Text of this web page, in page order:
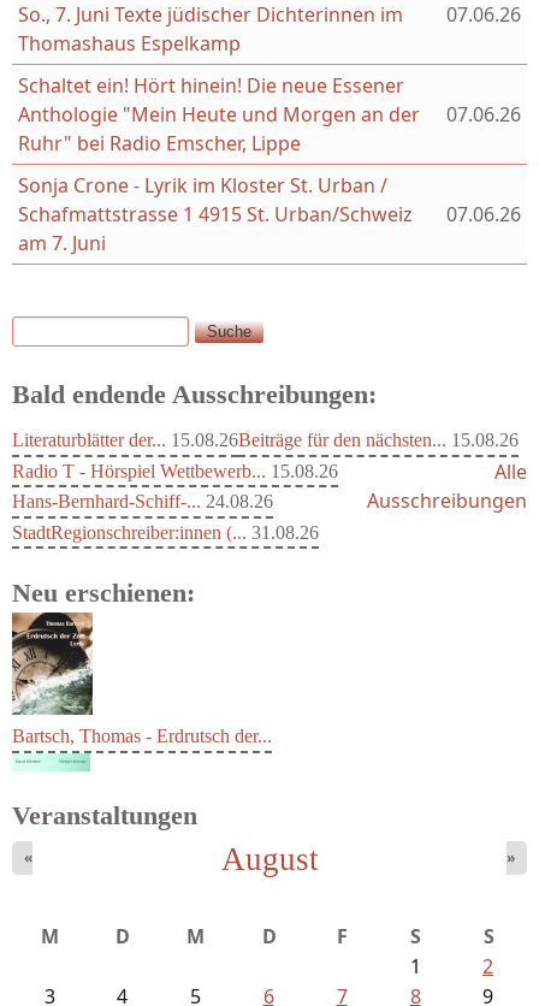
So., 7. Juni Texte jüdischer Dichterinnen im
Thomashaus Espelkamp
07.06.26
Schaltet ein! Hört hinein! Die neue Essener
Anthologie "Mein Heute und Morgen an der
Ruhr" bei Radio Emscher, Lippe
07.06.26
Sonja Crone - Lyrik im Kloster St. Urban /
Schafmattstrasse 1 4915 St. Urban/Schweiz
am 7. Juni
07.06.26
Suchformular
Suche
Bald endende Ausschreibungen:
Literaturblätter der... 15.08.26Beiträge für den nächsten... 15.08.26
Radio T - Hörspiel Wettbewerb... 15.08.26
Hans-Bernhard-Schiff-... 24.08.26
StadtRegionschreiber:innen (... 31.08.26
Alle
Ausschreibungen
Neu erschienen:
Bartsch, Thomas - Erdrutsch der...
Veranstaltungen
August
« »
M D M D F S
S
1
2
3
4 5 6 7 8 9